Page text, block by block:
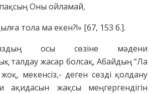
Оны ойламай,
тола ма екен?!» [67, 153 б.].
осы сөзіне мәдени
талдау жасар болсақ, Абайдың “Ла
мекенсіз,- деген сөзді қолдану
жақсы меңгергендігін